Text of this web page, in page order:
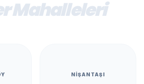
Mahalleleri
NIŞANTAŞI